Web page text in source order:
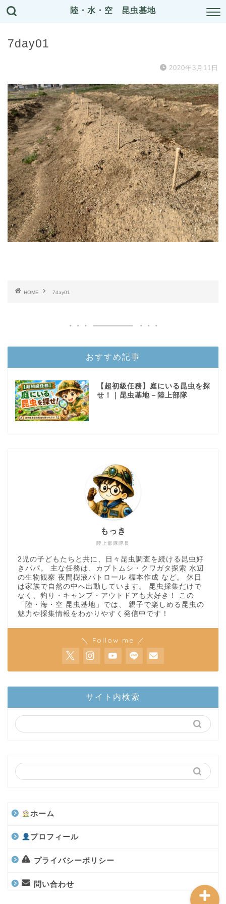
陸・水・空 昆虫基地
7day01
2020年3月11日
HOME 7day01
おすすめ記事
【超初級任務】庭にいる昆虫を探
せ！｜昆虫基地－陸上部隊
陸上部隊隊長
もっき
2児の子どもたちと共に、日々昆虫調査を続ける昆虫好
きパパ。 主な任務は、カブトムシ・クワガタ探索 水辺
の生物観察 夜間樹液パトロール 標本作成 など。 休日
は家族で自然の中へ出動しています。 昆虫採集だけで
なく、釣り・キャンプ・アウトドアも大好き！ この
「陸・海・空 昆虫基地」では、 親子で楽しめる昆虫の
魅力や採集情報をわかりやすく発信中です！
＼ Follow me ／
サイト内検索
ホーム
プロフィール
プライバシーポリシー
問い合わせ
陸上部隊
世界のカブトムシ